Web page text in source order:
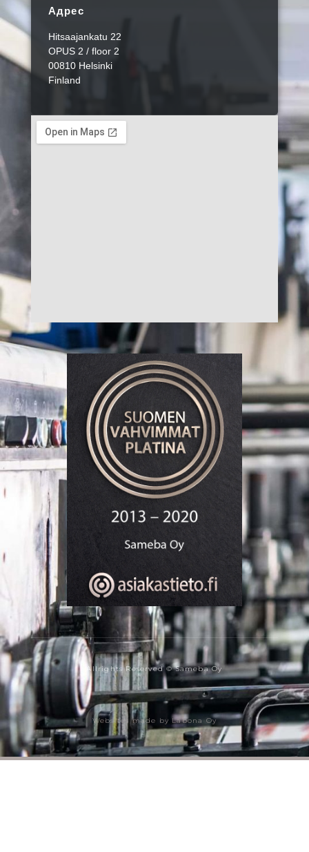
Адрес
Hitsaajankatu 22
OPUS 2 / floor 2
00810 Helsinki
Finland
Allrights Reserved © Sameba Oy
Websites made by Labona Oy